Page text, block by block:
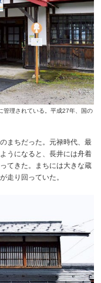
管理されている。平成27年、国の
まちだった。元禄時代、最
うになると、長井には舟着
てきた。まちには大きな蔵
走り回っていた。